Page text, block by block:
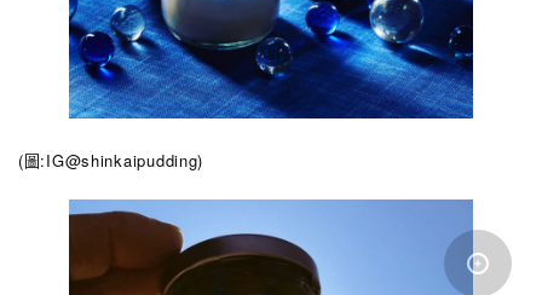
(圖:IG@shinkaipudding)